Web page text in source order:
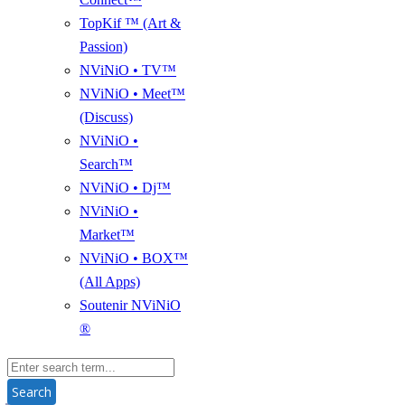
TopKif ™ (Art &
Passion)
NViNiO • TV™
NViNiO • Meet™
(Discuss)
NViNiO •
Search™
NViNiO • Dj™
NViNiO •
Market™
NViNiO • BOX™
(All Apps)
Soutenir NViNiO
®